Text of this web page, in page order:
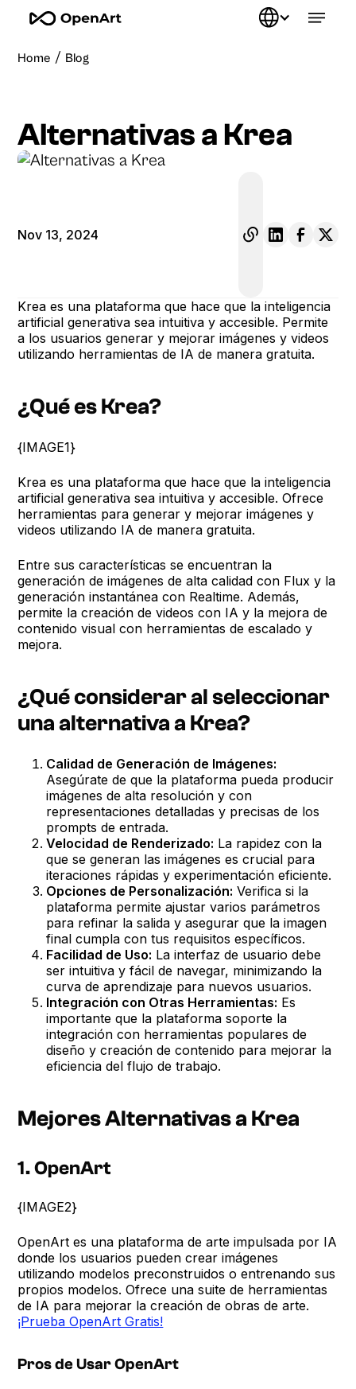
Home / Blog
Alternativas a Krea
Nov 13, 2024
Krea es una plataforma que hace que la inteligencia
artificial generativa sea intuitiva y accesible. Permite
a los usuarios generar y mejorar imágenes y videos
utilizando herramientas de IA de manera gratuita.
¿Qué es Krea?
{IMAGE1}
Krea es una plataforma que hace que la inteligencia
artificial generativa sea intuitiva y accesible. Ofrece
herramientas para generar y mejorar imágenes y
videos utilizando IA de manera gratuita.
Entre sus características se encuentran la
generación de imágenes de alta calidad con Flux y la
generación instantánea con Realtime. Además,
permite la creación de videos con IA y la mejora de
contenido visual con herramientas de escalado y
mejora.
¿Qué considerar al seleccionar
una alternativa a Krea?
Calidad de Generación de Imágenes:
Asegúrate de que la plataforma pueda producir
imágenes de alta resolución y con
representaciones detalladas y precisas de los
prompts de entrada.
Velocidad de Renderizado: La rapidez con la
que se generan las imágenes es crucial para
iteraciones rápidas y experimentación eficiente.
Opciones de Personalización: Verifica si la
plataforma permite ajustar varios parámetros
para refinar la salida y asegurar que la imagen
final cumpla con tus requisitos específicos.
Facilidad de Uso: La interfaz de usuario debe
ser intuitiva y fácil de navegar, minimizando la
curva de aprendizaje para nuevos usuarios.
Integración con Otras Herramientas: Es
importante que la plataforma soporte la
integración con herramientas populares de
diseño y creación de contenido para mejorar la
eficiencia del flujo de trabajo.
Mejores Alternativas a Krea
1. OpenArt
{IMAGE2}
OpenArt es una plataforma de arte impulsada por IA
donde los usuarios pueden crear imágenes
utilizando modelos preconstruidos o entrenando sus
propios modelos. Ofrece una suite de herramientas
de IA para mejorar la creación de obras de arte.
¡Prueba OpenArt Gratis!
Pros de Usar OpenArt